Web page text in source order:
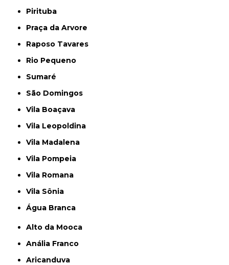
Pirituba
Praça da Arvore
Raposo Tavares
Rio Pequeno
Sumaré
São Domingos
Vila Boaçava
Vila Leopoldina
Vila Madalena
Vila Pompeia
Vila Romana
Vila Sônia
Água Branca
Alto da Mooca
Anália Franco
Aricanduva